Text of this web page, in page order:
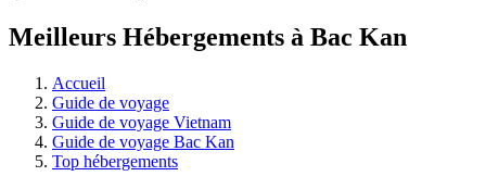
Meilleurs Hébergements à Bac Kan
Accueil
Guide de voyage
Guide de voyage Vietnam
Guide de voyage Bac Kan
Top hébergements